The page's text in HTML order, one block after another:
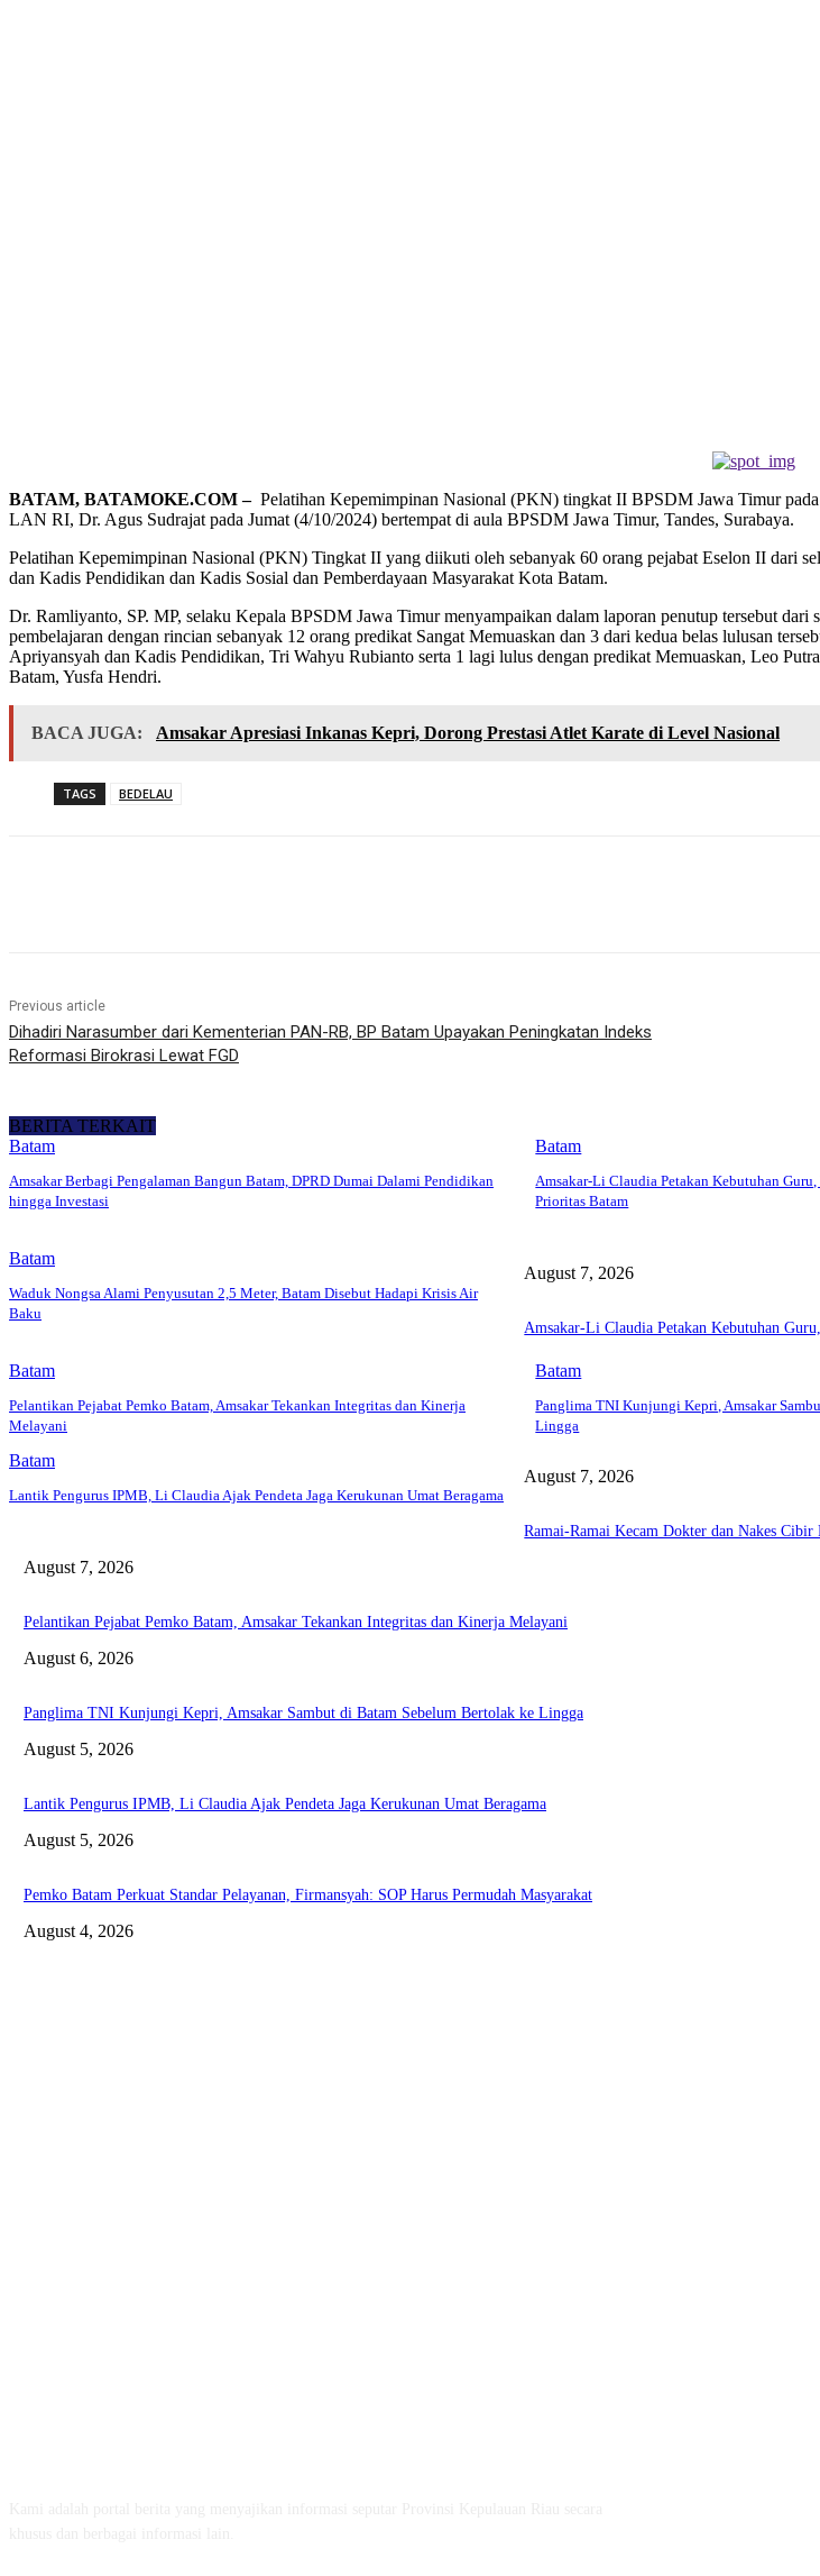
BATAM, BATAMOKE.COM – Pelatihan Kepemimpinan Nasional (PKN) tingkat II BPSDM Jawa Timur
LAN RI, Dr. Agus Sudrajat pada Jumat (4/10/2024) bertempat di aula BPSDM Jawa Timur, Tandes, Surabaya.
Pelatihan Kepemimpinan Nasional (PKN) Tingkat II yang diikuti oleh sebanyak 60 orang pejabat Eselon II dari
dan Kadis Pendidikan dan Kadis Sosial dan Pemberdayaan Masyarakat Kota Batam.
Dr. Ramliyanto, SP. MP, selaku Kepala BPSDM Jawa Timur menyampaikan dalam laporan penutup tersebut
pembelajaran dengan rincian sebanyak 12 orang predikat Sangat Memuaskan dan 3 dari kedua belas lulusan
Apriyansyah dan Kadis Pendidikan, Tri Wahyu Rubianto serta 1 lagi lulus dengan predikat Memuaskan, Leo
Batam, Yusfa Hendri.
BACA JUGA: Amsakar Apresiasi Inkanas Kepri, Dorong Prestasi Atlet Karate di Level Nasional
TAGS BEDELAU
Previous article
Dihadiri Narasumber dari Kementerian PAN-RB, BP Batam Upayakan Peningkatan Indeks
Reformasi Birokrasi Lewat FGD
BERITA TERKAIT
Batam
Amsakar Berbagi Pengalaman Bangun Batam, DPRD Dumai Dalami Pendidikan
hingga Investasi
Batam
Amsakar-Li Claudia Petakan Kebutuhan
Prioritas Batam
Batam
Waduk Nongsa Alami Penyusutan 2,5 Meter, Batam Disebut Hadapi Krisis Air
Baku
Batam
Pelantikan Pejabat Pemko Batam, Amsakar Tekankan Integritas dan Kinerja
Melayani
Batam
Panglima TNI Kunjungi Kepri, Amsakar
Lingga
Batam
Lantik Pengurus IPMB, Li Claudia Ajak Pendeta Jaga Kerukunan Umat Beragama
August 7, 2026
Amsakar-Li Claudia Petakan Kebutuhan
August 7, 2026
Ramai-Ramai Kecam Dokter dan Nakes Cibir
August 7, 2026
Pelantikan Pejabat Pemko Batam, Amsakar Tekankan Integritas dan Kinerja Melayani
August 6, 2026
Panglima TNI Kunjungi Kepri, Amsakar Sambut di Batam Sebelum Bertolak ke Lingga
August 5, 2026
Lantik Pengurus IPMB, Li Claudia Ajak Pendeta Jaga Kerukunan Umat Beragama
August 5, 2026
Pemko Batam Perkuat Standar Pelayanan, Firmansyah: SOP Harus Permudah Masyarakat
August 4, 2026